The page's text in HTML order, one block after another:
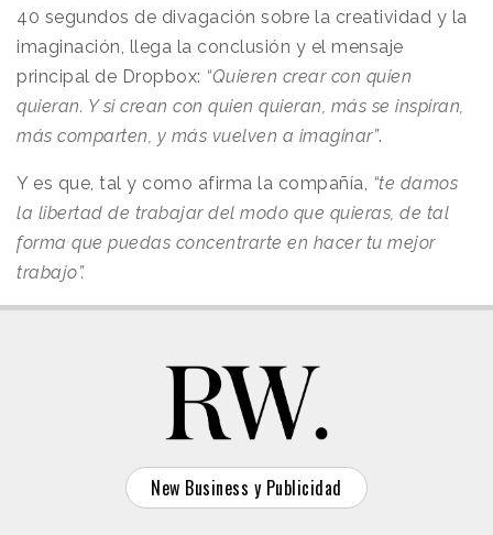
40 segundos de divagación sobre la creatividad y la
imaginación, llega la conclusión y el mensaje
principal de Dropbox: “Quieren crear con quien
quieran. Y si crean con quien quieran, más se inspiran,
más comparten, y más vuelven a imaginar”.
Y es que, tal y como afirma la compañía, “te damos
la libertad de trabajar del modo que quieras, de tal
forma que puedas concentrarte en hacer tu mejor
trabajo”.
New Business y Publicidad